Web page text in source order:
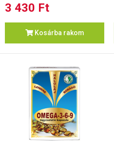
3 430 Ft
Kosárba rakom